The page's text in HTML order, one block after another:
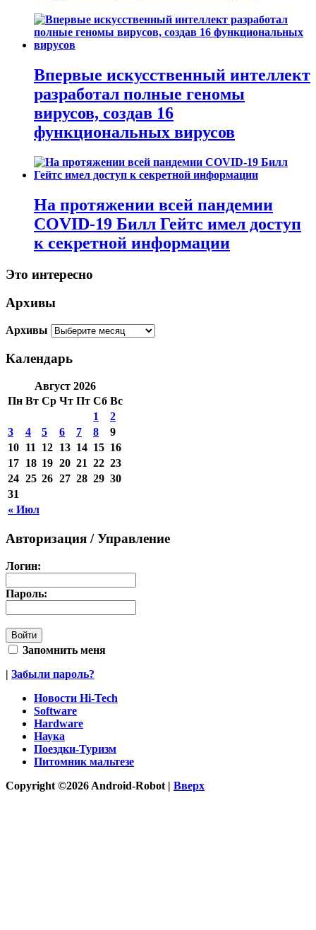
Впервые искусственный интеллект
разработал полные геномы
вирусов, создав 16
функциональных вирусов
На протяжении всей пандемии
COVID-19 Билл Гейтс имел доступ
к секретной информации
Это интересно
Архивы
Архивы
Календарь
Август 2026
Пн Вт Ср Чт Пт Сб Вс
« Июл
1
2
3
4 5 6 7 8
9
10 11 12 13 14 15 16
17 18 19 20 21 22 23
24 25 26 27 28 29 30
31
Авторизация / Управление
Логин:
Пароль:
Запомнить меня
| Забыли пароль?
Новости Hi-Tech
Software
Hardware
Наука
Поездки-Туризм
Питомник мальтезе
Copyright ©2026 Android-Robot | Вверх